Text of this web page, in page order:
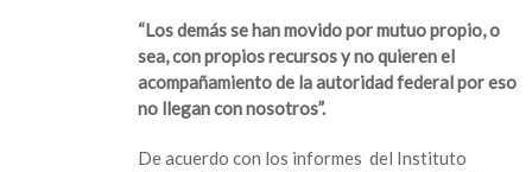
“Los demás se han movido por mutuo propio, o
sea, con propios recursos y no quieren el
acompañamiento de la autoridad federal por eso
no llegan con nosotros”.
De acuerdo con los informes del Instituto